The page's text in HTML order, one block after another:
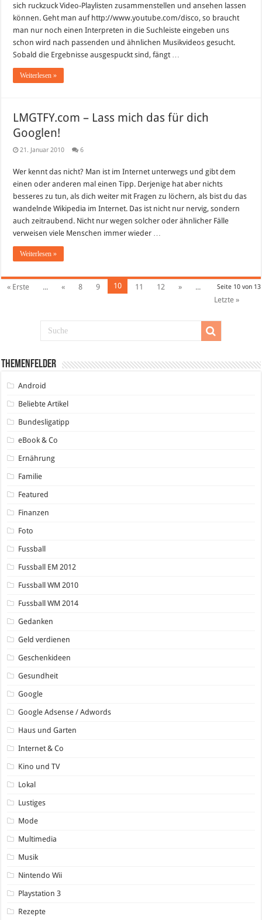
sich ruckzuck Video-Playlisten zusammenstellen und ansehen lassen
können. Geht man auf http://www.youtube.com/disco, so braucht
man nur noch einen Interpreten in die Suchleiste eingeben uns
schon wird nach passenden und ähnlichen Musikvideos gesucht.
Sobald die Ergebnisse ausgespuckt sind, fängt …
Weiterlesen »
LMGTFY.com – Lass mich das für dich
Googlen!
21. Januar 2010 6
Wer kennt das nicht? Man ist im Internet unterwegs und gibt dem
einen oder anderen mal einen Tipp. Derjenige hat aber nichts
besseres zu tun, als dich weiter mit Fragen zu löchern, als bist du das
wandelnde Wikipedia im Internet. Das ist nicht nur nervig, sondern
auch zeitraubend. Nicht nur wegen solcher oder ähnlicher Fälle
verweisen viele Menschen immer wieder …
Weiterlesen »
Seite 10 von 13
« Erste ... « 8 9 10 11 12 »
...
Letzte »
Themenfelder
Android
Beliebte Artikel
Bundesligatipp
eBook & Co
Ernährung
Familie
Featured
Finanzen
Foto
Fussball
Fussball EM 2012
Fussball WM 2010
Fussball WM 2014
Gedanken
Geld verdienen
Geschenkideen
Gesundheit
Google
Google Adsense / Adwords
Haus und Garten
Internet & Co
Kino und TV
Lokal
Lustiges
Mode
Multimedia
Musik
Nintendo Wii
Playstation 3
Rezepte